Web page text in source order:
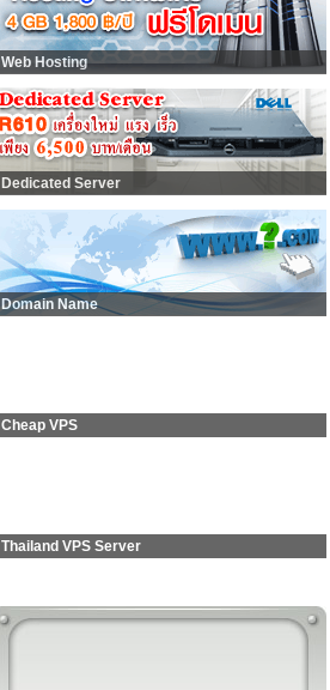
Web Hosting
Dedicated Server
Domain Name
Cheap VPS
Thailand VPS Server